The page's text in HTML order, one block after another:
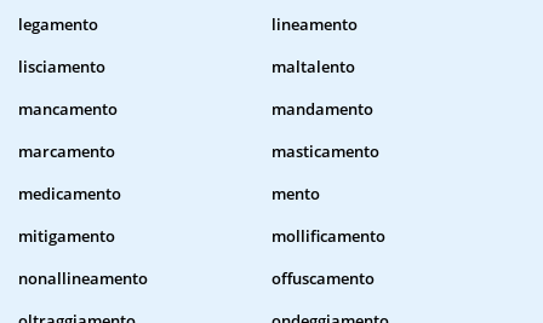
legamento
lineamento
lisciamento
maltalento
mancamento
mandamento
marcamento
masticamento
medicamento
mento
mitigamento
mollificamento
nonallineamento
offuscamento